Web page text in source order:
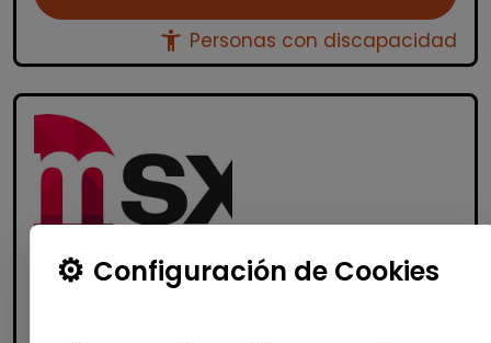
accessibility_new Personas con discapacidad
Atención al Cliente y Comercio
Configuración de Cookies